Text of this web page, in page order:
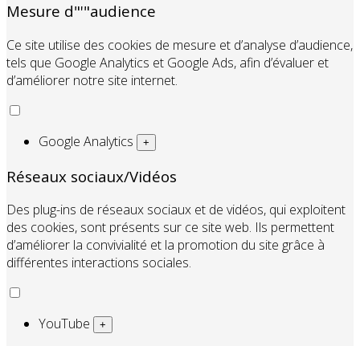
Mesure d"'"audience
Ce site utilise des cookies de mesure et d’analyse d’audience,
tels que Google Analytics et Google Ads, afin d’évaluer et
d’améliorer notre site internet.
Google Analytics +
Réseaux sociaux/Vidéos
Des plug-ins de réseaux sociaux et de vidéos, qui exploitent
des cookies, sont présents sur ce site web. Ils permettent
d’améliorer la convivialité et la promotion du site grâce à
différentes interactions sociales.
YouTube +